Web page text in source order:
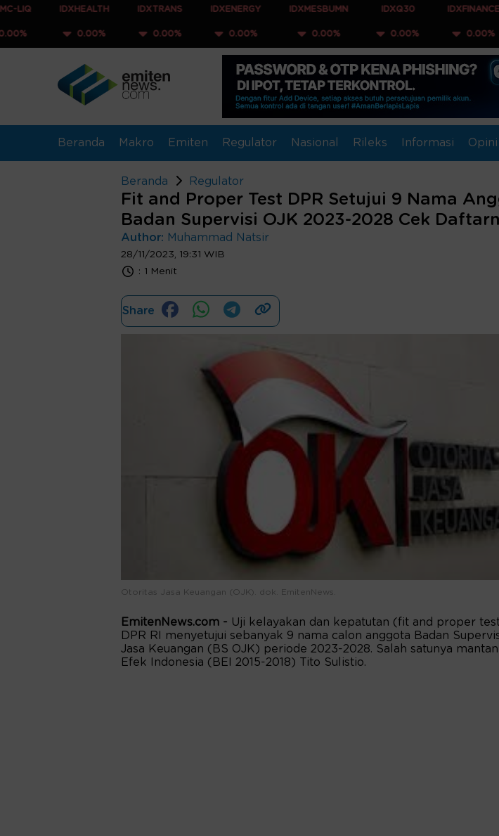
IDXHEALTH
0.00%
IDXTRANS
0.00%
IDXENERGY
0.00%
IDXMESBUMN IDXQ30
0.00%
IDXFINANCE
0.00%
I-
Beranda Makro Emiten Regulator Nasional Rileks Informasi Opini
Beranda Regulator
Fit and Proper Test DPR Setujui 9 Nama
Badan Supervisi OJK 2023-2028 Cek
Author: Muhammad Natsir
28/11/2023, 19:31 WIB
: 1 Menit
Share
Otoritas Jasa Keuangan (OJK). dok. EmitenNews.
EmitenNews.com - Uji kelayakan dan kepatutan (fit and proper
DPR RI menyetujui sebanyak 9 nama calon anggota Badan
Jasa Keuangan (BS OJK) periode 2023-2028. Salah satunya
Efek Indonesia (BEI 2015-2018) Tito Sulistio.